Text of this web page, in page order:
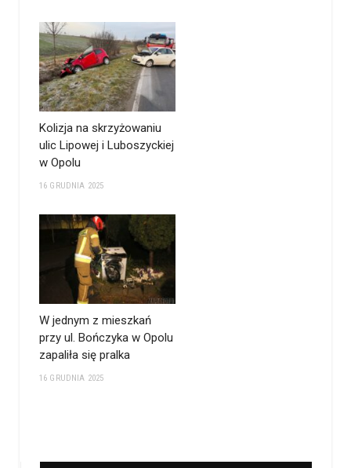
Kolizja na skrzyżowaniu
ulic Lipowej i Luboszyckiej
w Opolu
16 GRUDNIA 2025
W jednym z mieszkań
przy ul. Bończyka w Opolu
zapaliła się pralka
16 GRUDNIA 2025